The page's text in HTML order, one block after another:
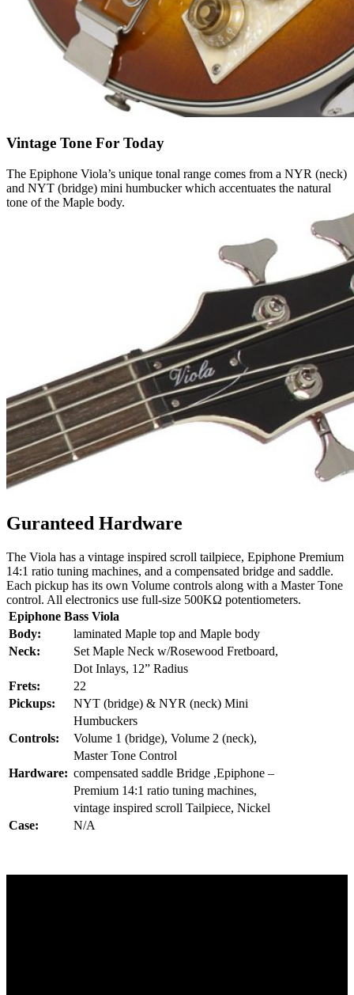
Vintage Tone For Today
The Epiphone Viola’s unique tonal range comes from a NYR (neck)
and NYT (bridge) mini humbucker which accentuates the natural
tone of the Maple body.
Guranteed Hardware
The Viola has a vintage inspired scroll tailpiece, Epiphone Premium
14:1 ratio tuning machines, and a compensated bridge and saddle.
Each pickup has its own Volume controls along with a Master Tone
control. All electronics use full-size 500KΩ potentiometers.
Epiphone Bass Viola
Body:
laminated Maple top and Maple body
Neck:
Set Maple Neck w/Rosewood Fretboard,
Dot Inlays, 12” Radius
Frets:
22
Pickups:
NYT (bridge) & NYR (neck) Mini
Humbuckers
Controls:
Volume 1 (bridge), Volume 2 (neck),
Master Tone Control
Hardware: compensated saddle Bridge ,Epiphone –
Premium 14:1 ratio tuning machines,
vintage inspired scroll Tailpiece, Nickel
Case:
N/A